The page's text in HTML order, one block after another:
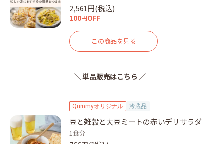
2,561円(税込)
100円OFF
この商品を見る
＼ 単品販売はこちら ／
Qummyオリジナル 冷蔵品
豆と雑穀と大豆ミートの赤いデリサラダ
1食分